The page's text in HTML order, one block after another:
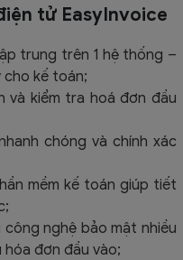
tử EasyInvoice
trung trên 1 hệ thống –
cho kế toán;
và kiểm tra hoá đơn đầu
chóng và chính xác
mềm kế toán giúp tiết
nghệ bảo mật nhiều
đơn đầu vào;